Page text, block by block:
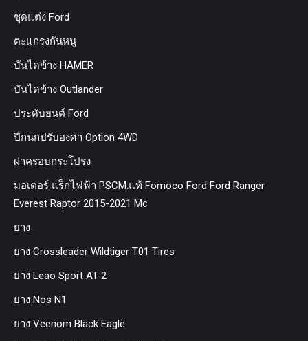
ชุดแต่ง Ford
ตะแกรงกันหนู
บันไดข้าง HAMER
บันไดข้าง Outlander
ประดับยนต์ Ford
ปีกนกปรับองศา Option 4WD
ฝาครอบกระโปรง
มอเตอร์ แร็กไฟฟ้า PSCM.แท้ Fomoco Ford Ford Ranger
Everest Raptor 2015-2021 Mc
ยาง
ยาง Crossleader Wildtiger T01 Tires
ยาง Leao Sport AT-2
ยาง Nos N1
ยาง Veenom Black Eagle